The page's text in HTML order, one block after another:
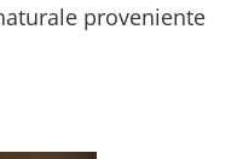
proveniente